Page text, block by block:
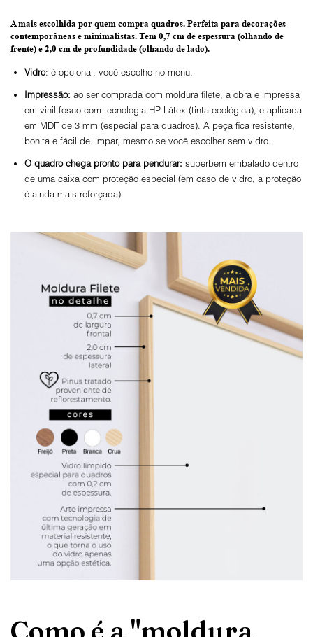
A mais escolhida por quem compra quadros. Perfeita para decorações
contemporâneas e minimalistas. Tem 0,7 cm de espessura (olhando de
frente) e 2,0 cm de profundidade (olhando de lado).
Vidro: é opcional, você escolhe no menu.
Impressão: ao ser comprada com moldura filete, a obra é impressa
em vinil fosco com tecnologia HP Látex (tinta ecológica), e aplicada
em MDF de 3 mm (especial para quadros). A peça fica resistente,
bonita e fácil de limpar, mesmo se você escolher sem vidro.
O quadro chega pronto para pendurar: superbem embalado dentro
de uma caixa com proteção especial (em caso de vidro, a proteção
é ainda mais reforçada).